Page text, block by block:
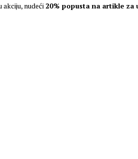
akciju, nudeći 20% popusta na artikle za